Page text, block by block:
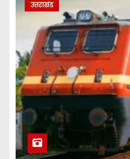
उत्तराखंड